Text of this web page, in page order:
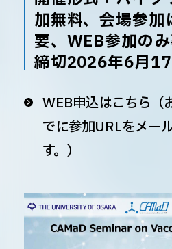
加無料、会場参加
要、WEB参加の
締切2026年6月17
WEB申込はこちら（
でに参加URLをメー
す。）